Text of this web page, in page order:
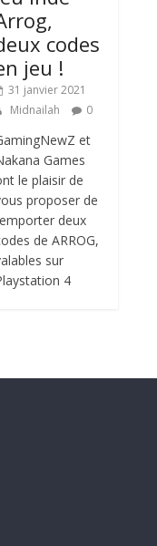
codes
jeu !
31 janvier 2021
Midnailah
0
et
Games
le plaisir de
proposer de
deux
de ARROG,
sur
4